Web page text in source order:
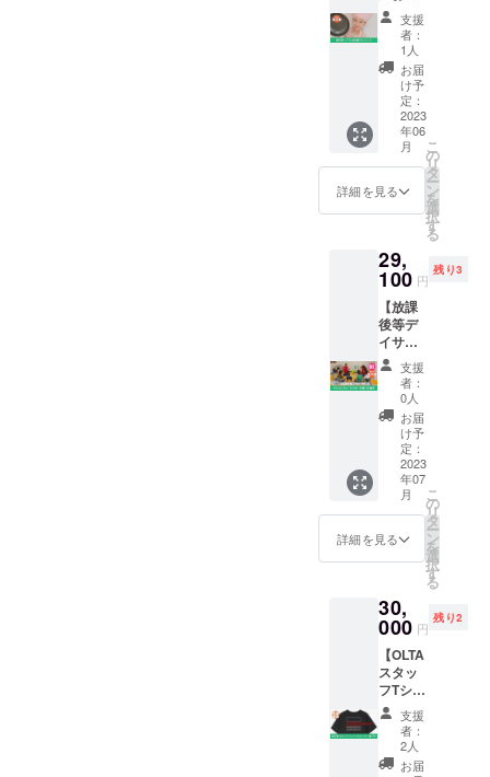
古屋を
盛り立
てるべ
く邁進
してい
る。
2021年
より和
食や、
日本文
化を分
かりや
すく、
発信す
ると決
意し活
動中。
クラウ
ドファ
ンディ
ング
「茶道
を普及
させた
い！
～商店
街に茶
室を作
る×気軽
に楽し
く一服
のお茶
み、学
ぶ～」
では640
万円を
超える
資金調
達に成
功
（2023
年3月1
度）製
造より
６ヶ月
※解凍後
は賞味
期限に
かかわ
らずお
早めに
お召し
くださ
い。 ※
り順次
発送 ※
宅配便
送料込
み リ
ターン
原価・
送料・
手数料
などを
除く支
援額を
海の家
復活プ
ロジェ
クトの
活動費
に充て
させて
きま
す。 小
田原
益広
（おだ
わら
ますひ
ろ）プ
フィー
の他メ
ニュー
内容
は、仕
入れや
漁の状
況によ
り異な
ます。
※途中参
由
で） ・
収穫期
（2023
年7月頃
～11月
の土日
にてク
ラウド
ディン
グ終了
当リ
ターン1
支援に
つき１
組様
（５名
まで）
参加可
能 ※段
ボール
は１組
様で1箱
のお渡
しです
さ＋幅
＋奥行
サイズ
相当の
段ボー
ルをご
用意し
ます）
▼収穫
できる
野菜の
一例 ナ
にて直
接お渡
ししま
す。
（6/1～
店頭に
て配布
予定）
「OLTA
」愛知
島前田
66 ※お
渡し当
日から
ご利用
頂けま
す。 ※
当権利1
支援に
つき1名
の方が
対象と
なりま
す。グ
ラスの
し・複
数人で
遠慮下
さい。
※写真は
イメー
ジで
す。グ
ラスや
ロゴの
デザイ
ンなど
放題に
なる
「OLTA
」ロゴ
入りオ
リジナ
ルグラ
スで
す。 ※
グラス
は初回
いた際
に店頭
接お渡
ししま
す。
（6/1～
店頭に
て配布
予定）
「OLTA
」愛知
県西尾
市一色
町佐久
島前田
ご利用
頂けま
す。 ※
当権利1
支援に
つき1名
の方が
対象と
なりま
す。グ
屋さん
ごっご
in佐久
島】 お
子さん
が佐久
島で海
の家の
経営体
験『リ
アルお
店屋さ
参加で
きる権
利で
す。 参
加する
お子さ
んは店
員に扮
し、お
客様
（ご家
族の方
など）
の注文
や会
計、商
品提供
験でき
ます。
中で、
人との
関り
や、食
材を扱
うこ
と、お
支援
者：
1人
お届
け予
定：
2023
年06
月
詳細を見る
こ
の
リ
タ
ー
ン
を
選
択
す
る
29,
100 円
残り3
【放課
後等デ
イサー
ビス
「まる
にこ刈
谷」に
通う子
どもた
ちに“か
き氷”を
贈れる
権利】
「まる
にこ刈
るこど
もたち
97名
に、海
の家
OLTAで
利用で
きる
『かき
氷ギフ
支援
者：
0人
お届
け予
定：
2023
年07
月
詳細を見る
こ
の
リ
タ
ー
ン
を
選
択
す
る
30,
000 円
残り2
【OLTA
スタッ
フTシャ
ツスポ
ンサー
権利
（中）
支援
者：
2人
お届